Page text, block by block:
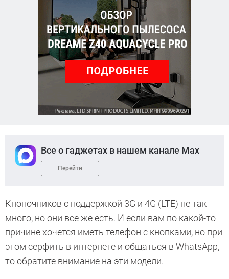
Все о гаджетах в нашем канале Max
Перейти
Кнопочников с поддержкой 3G и 4G (LTE) не так
много, но они все же есть. И если вам по какой-то
причине хочется иметь телефон с кнопками, но при
этом серфить в интернете и общаться в WhatsApp,
то обратите внимание на эти модели.